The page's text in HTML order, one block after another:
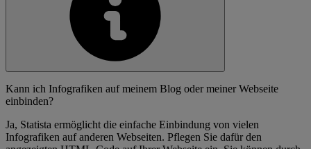
Kann ich Infografiken auf meinem Blog oder meiner Webseite
einbinden?
Ja, Statista ermöglicht die einfache Einbindung von vielen
Infografiken auf anderen Webseiten. Pflegen Sie dafür den